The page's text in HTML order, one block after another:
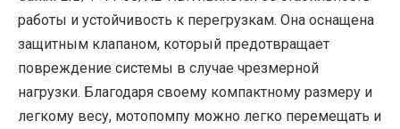
работы и устойчивость к перегрузкам. Она оснащена
защитным клапаном, который предотвращает
повреждение системы в случае чрезмерной
нагрузки. Благодаря своему компактному размеру и
легкому весу, мотопомпу можно легко перемещать и